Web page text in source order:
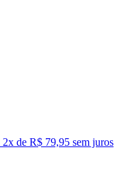
2x de R$ 79,95 sem juros